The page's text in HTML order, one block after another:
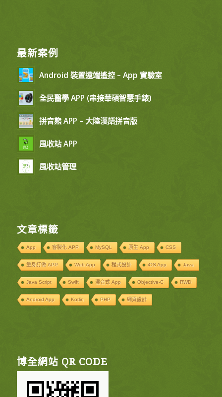
最新案例
Android 裝置遠端遙控 – App 實驗室
全民醫學 APP (串接華碩智慧手錶)
拼音熊 APP – 大陸漢語拼音版
風收站 APP
風收站管理
文章標籤
App 客製化 APP MySQL 原生 App CSS
量身訂做 APP Web App 程式設計 iOS App Java
Java Script Swift 混合式 App Objective-C RWD
Android App Kotlin PHP 網頁設計
博全網站 QR CODE